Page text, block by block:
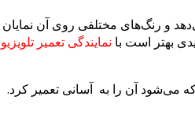
و رنگ‌های مختلفی روی آن
بهتر است با نمایندگی تعمیر
می‌شود آن را به آسانی تعمیر کرد.